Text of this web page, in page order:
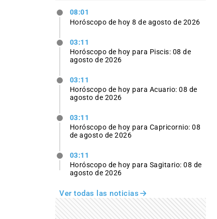
08:01
Horóscopo de hoy 8 de agosto de 2026
03:11
Horóscopo de hoy para Piscis: 08 de
agosto de 2026
03:11
Horóscopo de hoy para Acuario: 08 de
agosto de 2026
03:11
Horóscopo de hoy para Capricornio: 08
de agosto de 2026
03:11
Horóscopo de hoy para Sagitario: 08 de
agosto de 2026
Ver todas las noticias